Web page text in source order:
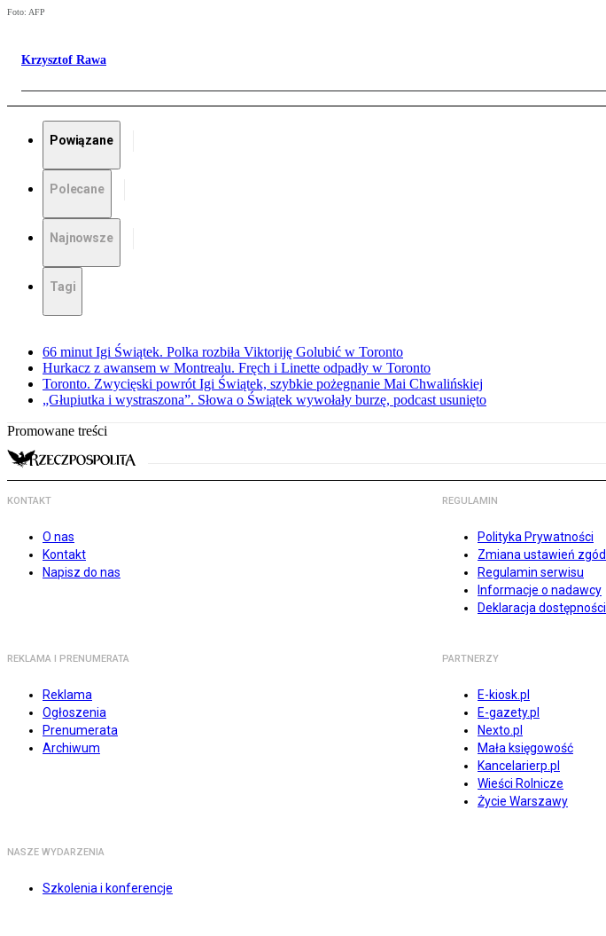
Foto: AFP
Krzysztof Rawa
Powiązane
Polecane
Najnowsze
Tagi
66 minut Igi Świątek. Polka rozbiła Viktoriję Golubić w Toronto
Hurkacz z awansem w Montrealu. Fręch i Linette odpadły w Toronto
Toronto. Zwycięski powrót Igi Świątek, szybkie pożegnanie Mai Chwalińskiej
„Głupiutka i wystraszona”. Słowa o Świątek wywołały burzę, podcast usunięto
Promowane treści
KONTAKT
O nas
Kontakt
Napisz do nas
REGULAMIN
Polityka Prywatności
Zmiana ustawień zgód
Regulamin serwisu
Informacje o nadawcy
Deklaracja dostępności
REKLAMA I PRENUMERATA
Reklama
Ogłoszenia
Prenumerata
Archiwum
PARTNERZY
E-kiosk.pl
E-gazety.pl
Nexto.pl
Mała księgowość
Kancelarierp.pl
Wieści Rolnicze
Życie Warszawy
NASZE WYDARZENIA
Szkolenia i konferencje